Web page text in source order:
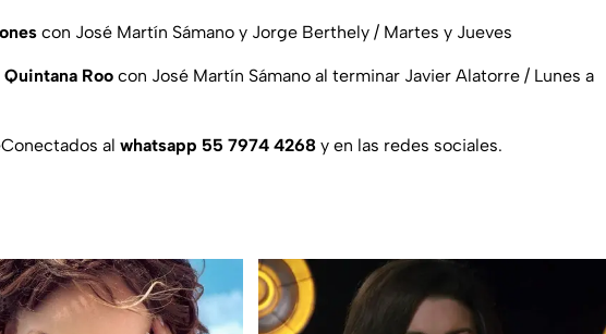
con José Martín Sámano y Jorge Berthely / Martes y Jueves
Roo con José Martín Sámano al terminar Javier Alatorre / Lunes a
al whatsapp 55 7974 4268 y en las redes sociales.